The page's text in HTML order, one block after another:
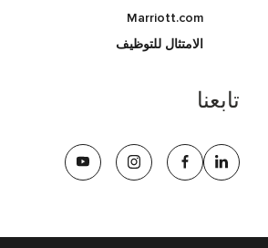
Marriott.com
الامتثال للتوظيف
تابعنا